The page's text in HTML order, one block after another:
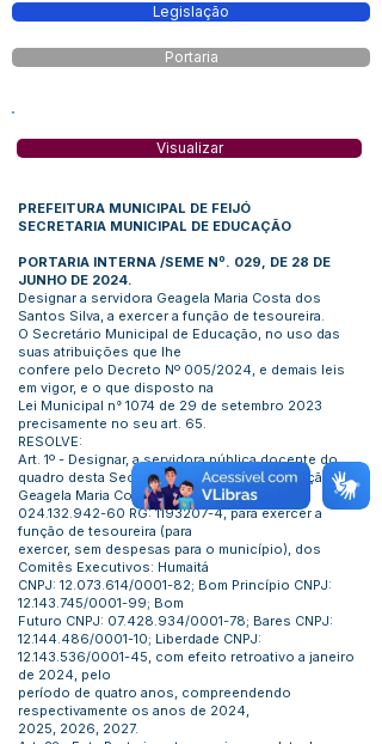
Legislação
Portaria
Visualizar
PREFEITURA MUNICIPAL DE FEIJÓ
SECRETARIA MUNICIPAL DE EDUCAÇÃO
PORTARIA INTERNA /SEME Nº. 029, DE 28 DE
JUNHO DE 2024.
Designar a servidora Geagela Maria Costa dos
Santos Silva, a exercer a função de tesoureira.
O Secretário Municipal de Educação, no uso das
suas atribuições que lhe
confere pelo Decreto Nº 005/2024, e demais leis
em vigor, e o que disposto na
Lei Municipal n° 1074 de 29 de setembro 2023
precisamente no seu art. 65.
RESOLVE:
Art. 1º - Designar, a servidora pública docente do
quadro desta Secretaria Municipal de Educação,
Geagela Maria Costa dos Santos Silva CPF:
024.132.942-60 RG:1193207-4, para exercer a
função de tesoureira (para
exercer, sem despesas para o município), dos
Comitês Executivos: Humaitá
CNPJ: 12.073.614/0001-82; Bom Princípio CNPJ:
12.143.745/0001-99; Bom
Futuro CNPJ: 07.428.934/0001-78; Bares CNPJ:
12.144.486/0001-10; Liberdade CNPJ:
12.143.536/0001-45, com efeito retroativo a janeiro
de 2024, pelo
período de quatro anos, compreendendo
respectivamente os anos de 2024,
2025, 2026, 2027.